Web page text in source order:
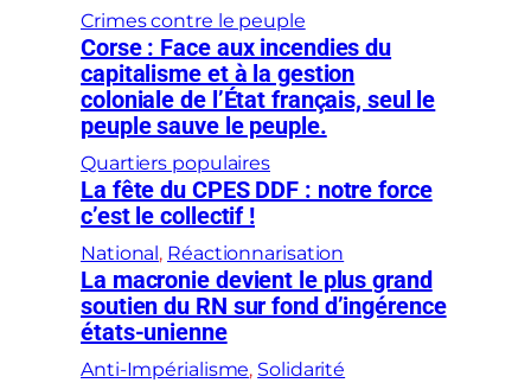
Crimes contre le peuple
Corse : Face aux incendies du
capitalisme et à la gestion
coloniale de l’État français, seul le
peuple sauve le peuple.
Quartiers populaires
La fête du CPES DDF : notre force
c’est le collectif !
National , Réactionnarisation
La macronie devient le plus grand
soutien du RN sur fond d’ingérence
états-unienne
Anti-Impérialisme, Solidarité